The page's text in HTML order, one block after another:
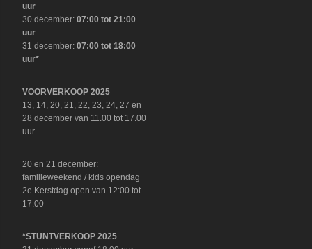
uur
30 december:07:00 tot 21:00
uur
31 december:07:00 tot 18:00
uur*
VOORVERKOOP 2025
13, 14, 20, 21, 22, 23, 24, 27 en
28 december van 11.00 tot 17.00
uur
20 en 21 december:
familieweekend / kids opendag
2e Kerstdag open van 12:00 tot
17:00
*STUNTVERKOOP 2025